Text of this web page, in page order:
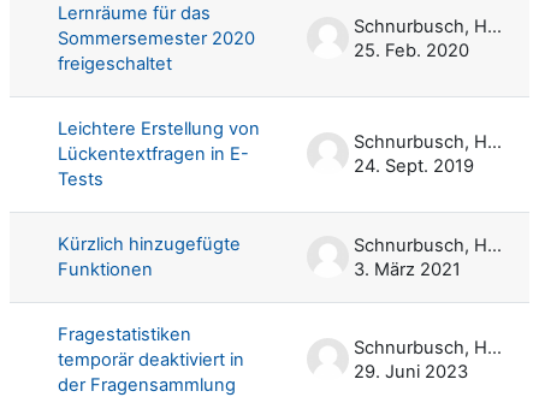
Lernräume für das
Sommersemester 2020
freigeschaltet
Schnurbusch, Harald
25. Feb. 2020
Leichtere Erstellung von
Lückentextfragen in E-
Tests
Schnurbusch, Harald
24. Sept. 2019
Kürzlich hinzugefügte
Funktionen
Schnurbusch, Harald
3. März 2021
Fragestatistiken
temporär deaktiviert in
der Fragensammlung
Schnurbusch, Harald
29. Juni 2023